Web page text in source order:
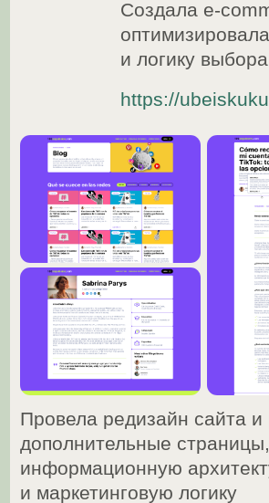
Спроектировала корпоративный сайт,
а также презентации и маркетинговые
материалы для компании
и её партнёров
https://studiobot.ru/
Разработала лендинг для сервиса
автоматизации и цифровых решений
для бизнеса